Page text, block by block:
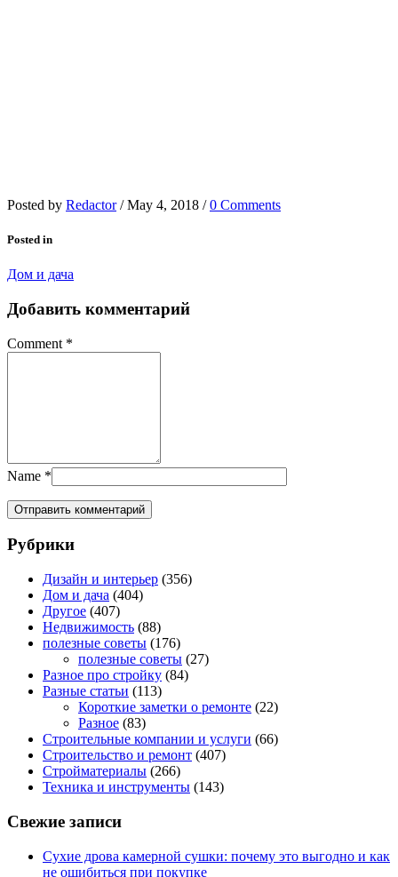
Posted by Redactor / May 4, 2018 / 0 Comments
Posted in
Дом и дача
Добавить комментарий
Comment *
Name *
Рубрики
Дизайн и интерьер (356)
Дом и дача (404)
Другое (407)
Недвижимость (88)
полезные советы (176)
полезные советы (27)
Разное про стройку (84)
Разные статьи (113)
Короткие заметки о ремонте (22)
Разное (83)
Строительные компании и услуги (66)
Строительство и ремонт (407)
Стройматериалы (266)
Техника и инструменты (143)
Свежие записи
Сухие дрова камерной сушки: почему это выгодно и как
не ошибиться при покупке